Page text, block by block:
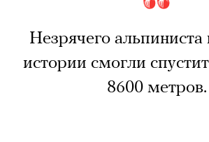
Незрячего
истории смогли
8600 метров.